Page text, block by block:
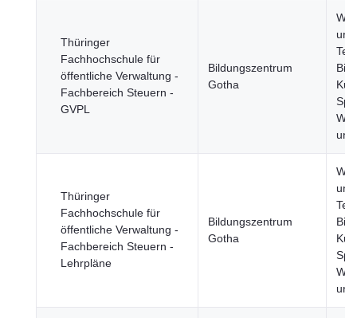
Thüringer
Fachhochschule für
öffentliche Verwaltung -
Fachbereich Steuern -
GVPL
Bildungszentrum
Gotha
und
Thüringer
Fachhochschule für
öffentliche Verwaltung -
Fachbereich Steuern -
Lehrpläne
Bildungszentrum
Gotha
und